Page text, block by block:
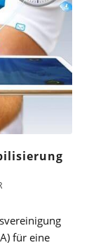
für eine